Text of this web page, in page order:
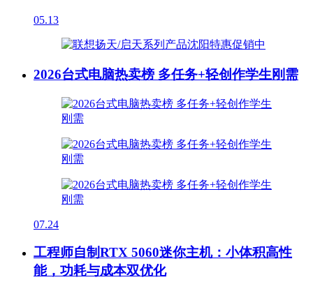
05.13
2026台式电脑热卖榜 多任务+轻创作学生刚需
07.24
工程师自制RTX 5060迷你主机：小体积高性
能，功耗与成本双优化